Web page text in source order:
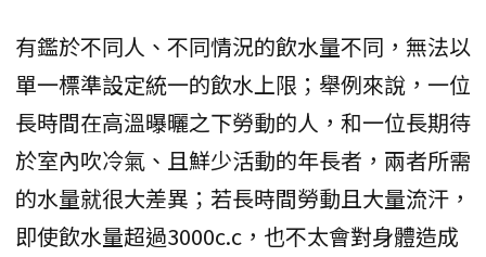
有鑑於不同人、不同情況的飲水量不同，無法以
單一標準設定統一的飲水上限；舉例來說，一位
長時間在高溫曝曬之下勞動的人，和一位長期待
於室內吹冷氣、且鮮少活動的年長者，兩者所需
的水量就很大差異；若長時間勞動且大量流汗，
即使飲水量超過3000c.c，也不太會對身體造成